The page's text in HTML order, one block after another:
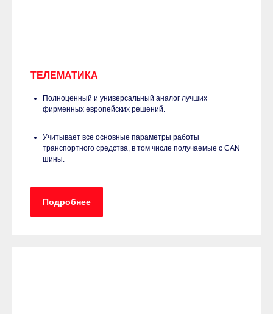
ТЕЛЕМАТИКА
Полноценный и универсальный аналог лучших
фирменных европейских решений.
Учитывает все основные параметры работы
транспортного средства, в том числе получаемые с CAN
шины.
Подробнее